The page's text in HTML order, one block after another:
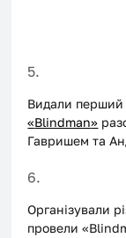
5.
Видали перший
«Blindman»
Гавришем та
6.
Організували
провели